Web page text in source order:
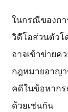
ในกรณีของก
วิดีโอส่วนตัวโ
อาจเข้าข่าย
กฎหมายอาญ
คดีในข้อหาก
ด้วยเช่นกัน